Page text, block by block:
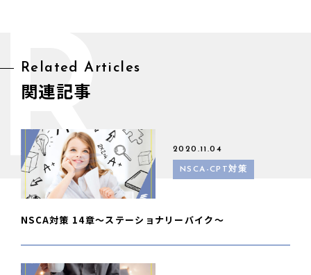
Related Articles
関連記事
2020.11.04
NSCA-CPT対策
NSCA対策 14章〜ステーショナリーバイク〜